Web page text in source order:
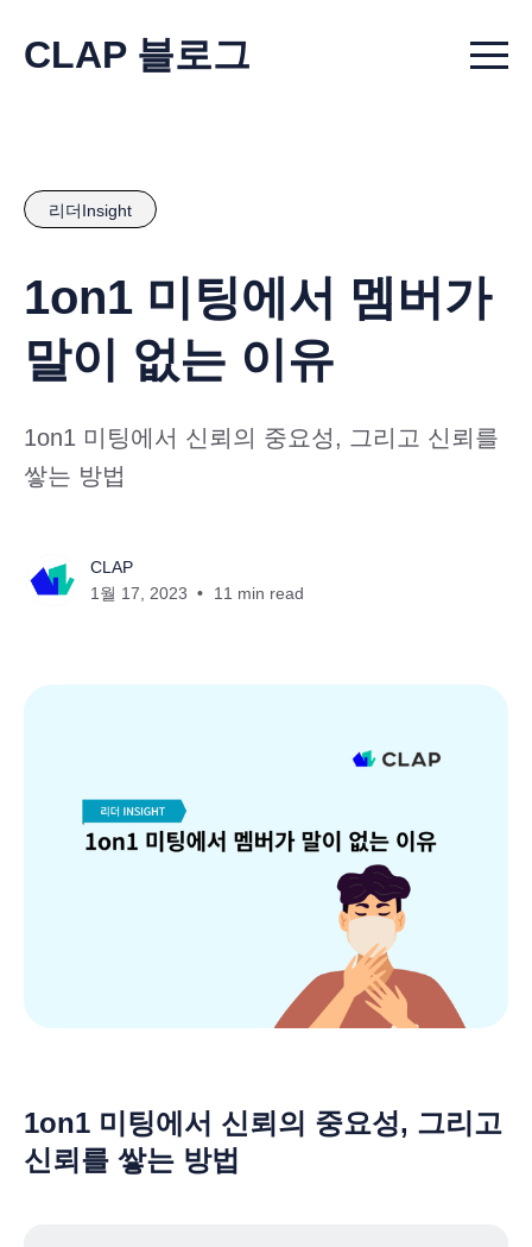
CLAP 블로그 Menu
리더Insight
1on1 미팅에서 멤버가
말이 없는 이유
1on1 미팅에서 신뢰의 중요성, 그리고 신뢰를
쌓는 방법
CLAP
1월 17, 2023
11 min read
1on1 미팅에서 신뢰의 중요성, 그리고
신뢰를 쌓는 방법